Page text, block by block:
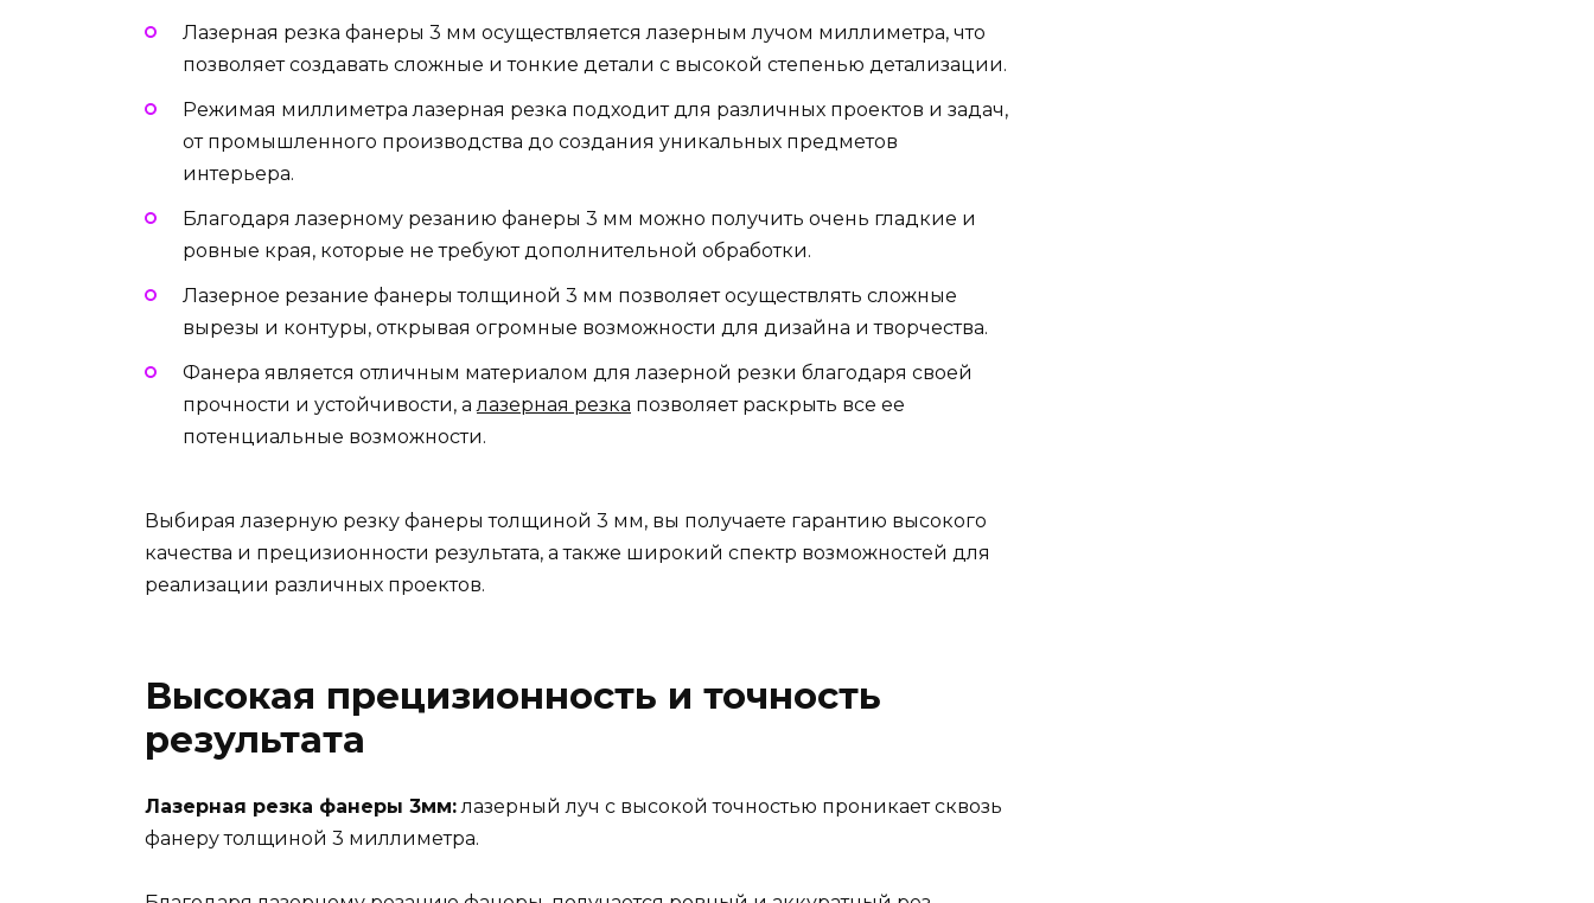
Лазерная резка фанеры 3 мм осуществляется лазерным лучом миллиметра, что
позволяет создавать сложные и тонкие детали с высокой степенью детализации.
Режимая миллиметра лазерная резка подходит для различных проектов и задач,
от промышленного производства до создания уникальных предметов
интерьера.
Благодаря лазерному резанию фанеры 3 мм можно получить очень гладкие и
ровные края, которые не требуют дополнительной обработки.
Лазерное резание фанеры толщиной 3 мм позволяет осуществлять сложные
вырезы и контуры, открывая огромные возможности для дизайна и творчества.
Фанера является отличным материалом для лазерной резки благодаря своей
прочности и устойчивости, алазерная резка позволяет раскрыть все ее
потенциальные возможности.
Выбирая лазерную резку фанеры толщиной 3 мм, вы получаете гарантию высокого
качества и прецизионности результата, а также широкий спектр возможностей для
реализации различных проектов.
Высокая прецизионность и точность
результата
Лазерная резка фанеры 3мм: лазерный луч с высокой точностью проникает сквозь
фанеру толщиной 3 миллиметра.